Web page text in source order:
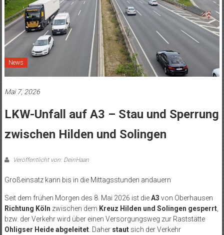
News
Mai 7, 2026
LKW-Unfall auf A3 – Stau und Sperrung
zwischen Hilden und Solingen
Veröffentlicht von: DeinHaan
Großeinsatz kann bis in die Mittagsstunden andauern
Seit dem frühen Morgen des 8. Mai 2026 ist dieA3 von Oberhausen
Richtung Köln zwischen dem Kreuz Hilden und Solingen gesperrt,
bzw. der Verkehr wird über einen Versorgungsweg zur Raststätte
Ohligser Heide abgeleitet. Daher stautsich der Verkehr